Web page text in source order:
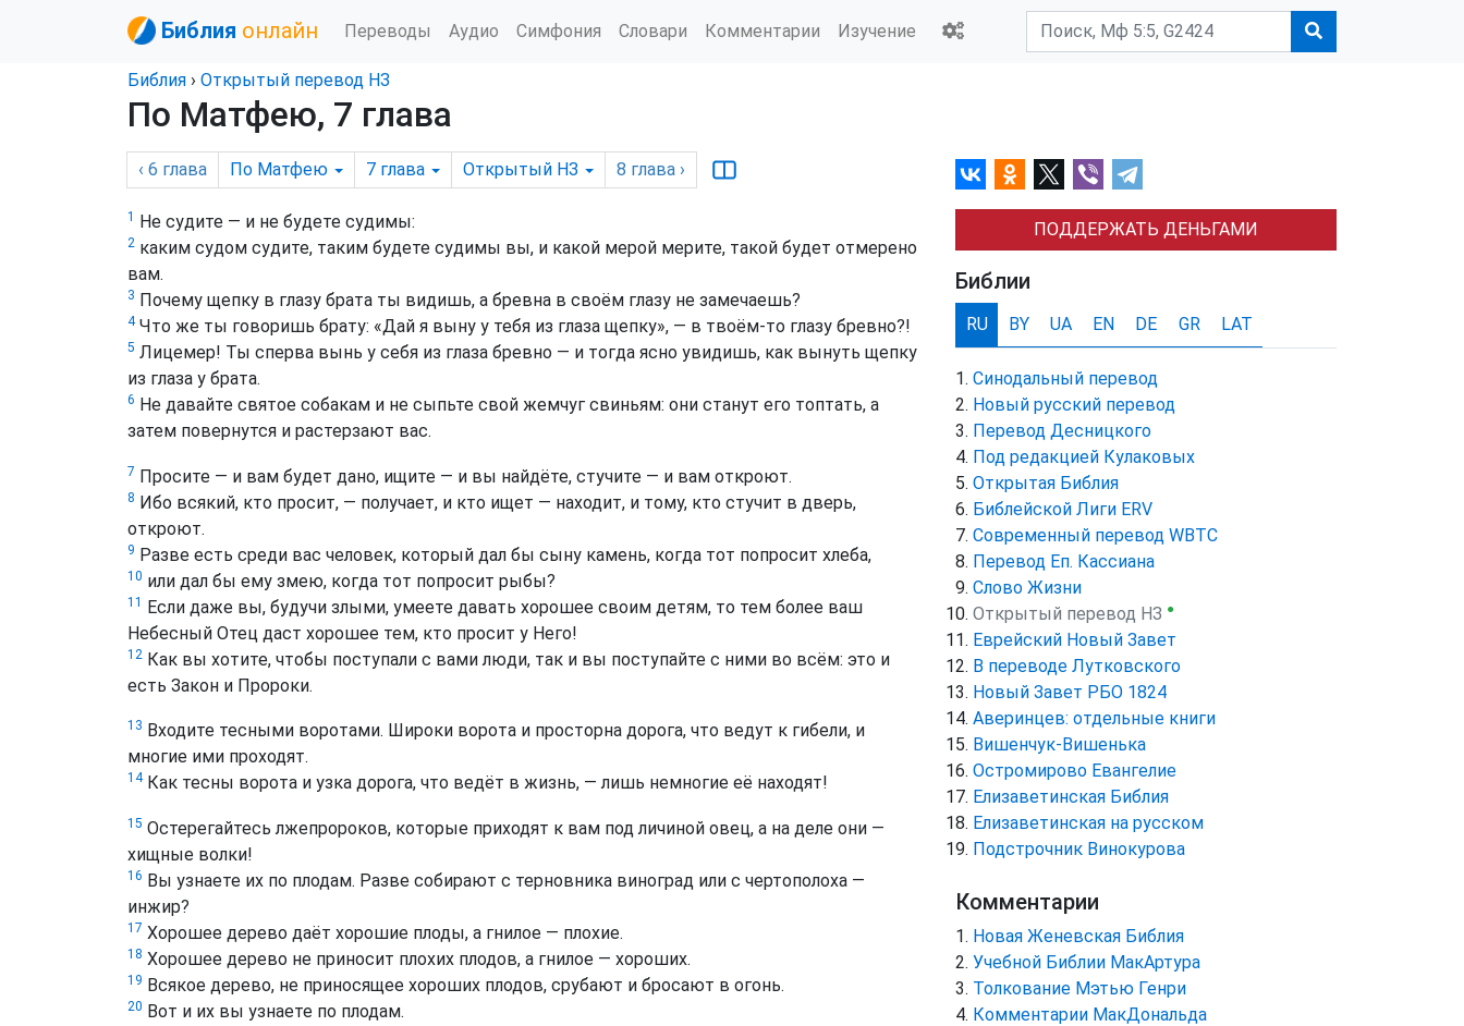
Библия онлайн Переводы Аудио Симфония Словари Комментарии Изучение
Библия › Открытый перевод НЗ
По Матфею, 7 глава
‹ 6 глава По Матфею 7 глава Открытый НЗ 8 глава ›
1 Не судите — и не будете судимы:
2 каким судом судите, таким будете судимы вы, и какой мерой мерите, такой будет отмерено
вам.
3 Почему щепку в глазу брата ты видишь, а бревна в своём глазу не замечаешь?
4Что же ты говоришь брату: «Дай я выну у тебя из глаза щепку», — в твоём-то глазу бревно?!
5 Лицемер! Ты сперва вынь у себя из глаза бревно — и тогда ясно увидишь, как вынуть щепку
из глаза у брата.
6 Не давайте святое собакам и не сыпьте свой жемчуг свиньям: они станут его топтать, а
затем повернутся и растерзают вас.
7 Просите — и вам будет дано, ищите — и вы найдёте, стучите — и вам откроют.
8 Ибо всякий, кто просит, — получает, и кто ищет — находит, и тому, кто стучит в дверь,
откроют.
9 Разве есть среди вас человек, который дал бы сыну камень, когда тот попросит хлеба,
10 или дал бы ему змею, когда тот попросит рыбы?
11 Если даже вы, будучи злыми, умеете давать хорошее своим детям, то тем более ваш
Небесный Отец даст хорошее тем, кто просит у Него!
12 Как вы хотите, чтобы поступали с вами люди, так и вы поступайте с ними во всём: это и
есть Закон и Пророки.
13 Входите тесными воротами. Широки ворота и просторна дорога, что ведут к гибели, и
многие ими проходят.
14Как тесны ворота и узка дорога, что ведёт в жизнь, — лишь немногие её находят!
15 Остерегайтесь лжепророков, которые приходят к вам под личиной овец, а на деле они —
хищные волки!
16 Вы узнаете их по плодам. Разве собирают с терновника виноград или с чертополоха —
инжир?
17 Хорошее дерево даёт хорошие плоды, а гнилое — плохие.
18 Хорошее дерево не приносит плохих плодов, а гнилое — хороших.
19 Всякое дерево, не приносящее хороших плодов, срубают и бросают в огонь.
20 Вот и их вы узнаете по плодам.
ПОДДЕРЖАТЬ ДЕНЬГАМИ
Библии
RU BY UA EN DE GR LAT
Синодальный перевод
Новый русский перевод
Перевод Десницкого
Под редакцией Кулаковых
Открытая Библия
Библейской Лиги ERV
Cовременный перевод WBTC
Перевод Еп. Кассиана
Слово Жизни
Открытый перевод НЗ ●
Еврейский Новый Завет
В переводе Лутковского
Новый Завет РБО 1824
Аверинцев: отдельные книги
Вишенчук-Вишенька
Остромирово Евангелие
Елизаветинская Библия
Елизаветинская на русском
Подстрочник Винокурова
Комментарии
Новая Женевская Библия
Учебной Библии МакАртура
Толкование Мэтью Генри
Комментарии МакДональда